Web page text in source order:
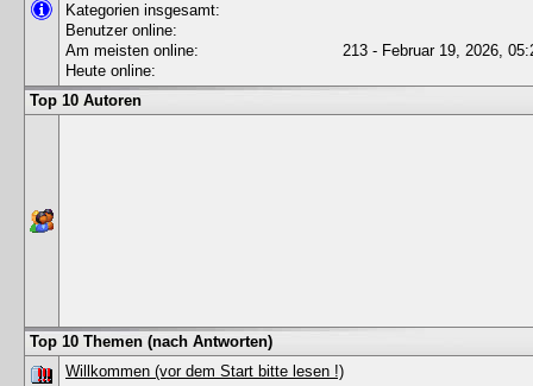
Kategorien insgesamt:
Benutzer online:
Am meisten online:
213 - Februar 19, 2026,
Heute online:
Top 10 Autoren
Top 10 Themen (nach Antworten)
Willkommen (vor dem Start bitte lesen !)